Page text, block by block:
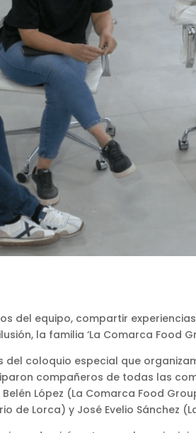
del equipo, compartir
la familia ‘La Comarca Food
del coloquio especial que
compañeros de todas las
López (La Comarca Food
de Lorca) y José Evelio Sánchez